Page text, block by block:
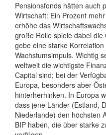
Pensionsfonds hätten auch
Wirtschaft: Ein Prozent
erhöhe das
große Rolle spiele dabei
gebe eine starke
Wachstumsimpuls. Wichtig
weltweit die wichtigste
Capital sind; bei der
Europa, besonders aber
hinterherhinken. In Europa
dass jene Länder (Estland,
Niederlande) den höchsten
BIP haben, die über starke